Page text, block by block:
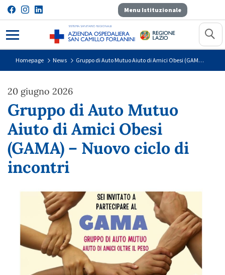
Menu Istituzionale
Gruppo di Auto Mutuo Aiuto di
Homepage News Gruppo di Auto Mutuo Aiuto di Amici Obesi (GAMA) &#8211; Nuovo ciclo di incontri
20 giugno 2026
Gruppo di Auto Mutuo
Aiuto di Amici Obesi
(GAMA) – Nuovo ciclo di
incontri